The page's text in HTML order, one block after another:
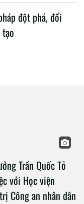
đột phá, đổi
Trần Quốc Tỏ
với Học viện
Công an nhân dân